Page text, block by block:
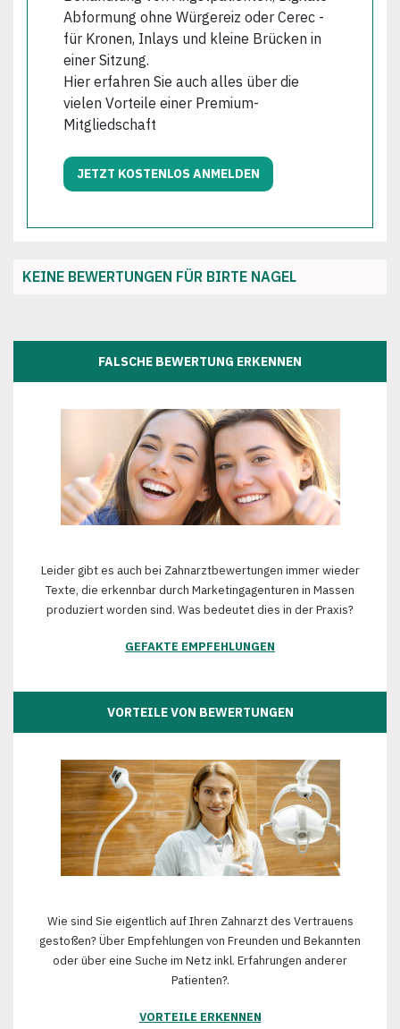
Abformung ohne Würgereiz oder Cerec -
für Kronen, Inlays und kleine Brücken in
einer Sitzung.
Hier erfahren Sie auch alles über die
vielen Vorteile einer Premium-
Mitgliedschaft
JETZT KOSTENLOS ANMELDEN
KEINE BEWERTUNGEN FÜR BIRTE NAGEL
FALSCHE BEWERTUNG ERKENNEN
Leider gibt es auch bei Zahnarztbewertungen immer wieder
Texte, die erkennbar durch Marketingagenturen in Massen
produziert worden sind. Was bedeutet dies in der Praxis?
GEFAKTE EMPFEHLUNGEN
VORTEILE VON BEWERTUNGEN
Wie sind Sie eigentlich auf Ihren Zahnarzt des Vertrauens
gestoßen? Über Empfehlungen von Freunden und Bekannten
oder über eine Suche im Netz inkl. Erfahrungen anderer
Patienten?.
VORTEILE ERKENNEN